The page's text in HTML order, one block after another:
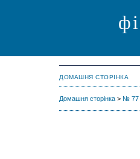
ДОМАШНЯ СТОРІНКА
Домашня сторінка > № 77